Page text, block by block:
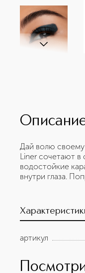
Дай волю своему
Liner сочетают в
водостойкие
внутри глаза.
артикул